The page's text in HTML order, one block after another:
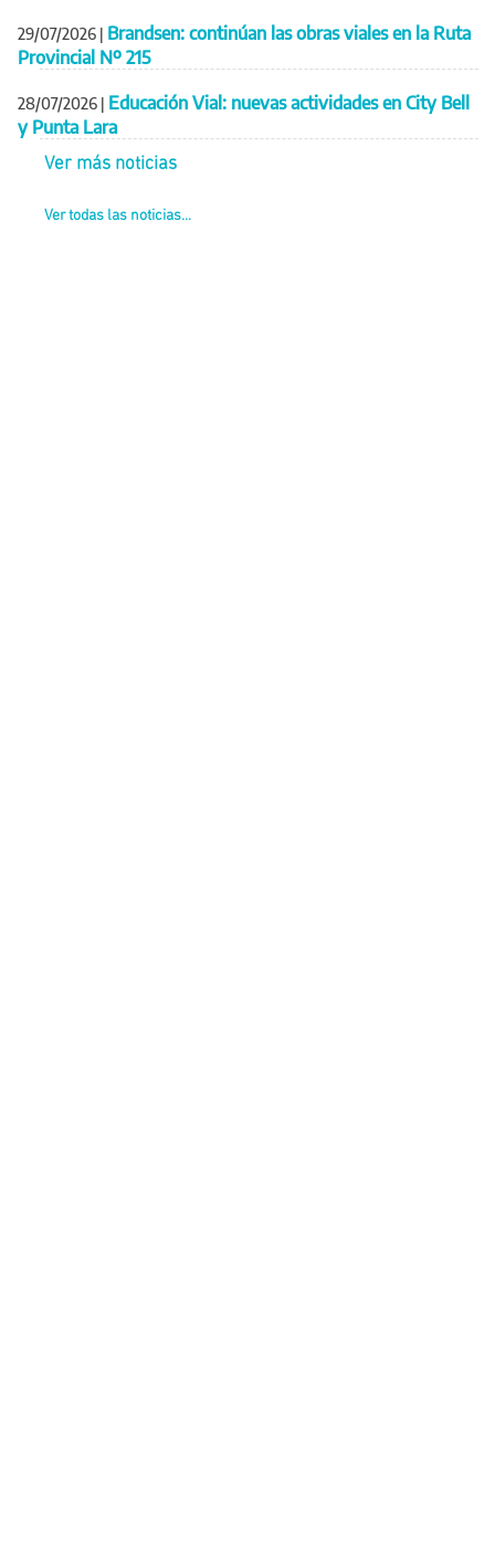
29/07/2026 | Brandsen: continúan las obras viales en la Ruta
Provincial Nº 215
28/07/2026 | Educación Vial: nuevas actividades en City Bell
y Punta Lara
Ver más noticias
Ver todas las noticias...